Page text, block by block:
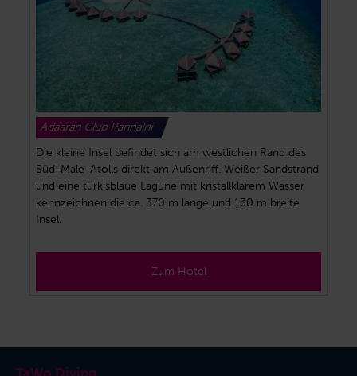
Adaaran Club Rannalhi
Die kleine Insel befindet sich am westlichen Rand des
Süd-Male-Atolls direkt am Außenriff. Weißer Sandstrand
und eine türkisblaue Lagune mit kristallklarem Wasser
kennzeichnen die ca. 370 m lange und 130 m breite
Insel.
Zum Hotel